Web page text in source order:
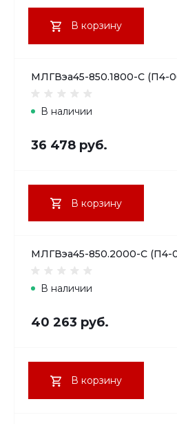
В корзину
МЛГВэа45-850.1800-С (П4-
В наличии
36 478 руб.
В корзину
МЛГВэа45-850.2000-С (П4-
В наличии
40 263 руб.
В корзину